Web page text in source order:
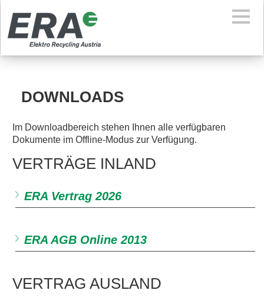
DOWNLOADS
Im Downloadbereich stehen Ihnen alle verfügbaren
Dokumente im Offline-Modus zur Verfügung.
VERTRÄGE INLAND
ERA Vertrag 2026
ERA AGB Online 2013
VERTRAG AUSLAND